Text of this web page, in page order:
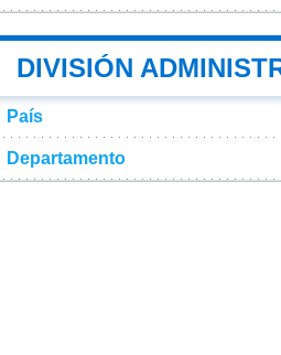
DIVISIÓN
País
Departamento